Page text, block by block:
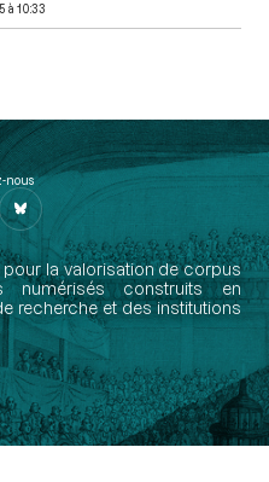
à 10:33
nous
la valorisation de corpus
numérisés construits en
recherche et des institutions